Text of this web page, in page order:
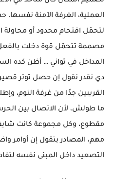
العملية، الغرفة الآمنة
لتحمّل اقتحام محدود أو محاولة
مصممة تتحمّل قوة دخلت
المداخل في ثواني … أظن كده
دي نقدر نقول إن حصل توتر
القريبين جدًا من غرفة النوم،
ما طولش، لأن الاتصال بين
مقطوع، وكل مجموعة كانت
مهم، المصادر بتقول إن
التصعيد داخل المبنى نفسه